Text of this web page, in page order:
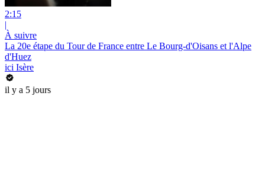
2:15
|
À suivre
La 20e étape du Tour de France entre Le Bourg-d'Oisans et l'Alpe
d'Huez
ici Isère
il y a 5 jours